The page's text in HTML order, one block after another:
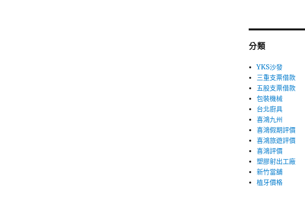
分類
YKS沙發
三重支票借款
五股支票借款
包裝機械
台北廚具
喜鴻九州
喜鴻假期評價
喜鴻旅遊評價
喜鴻評價
塑膠射出工廠
新竹當舖
植牙價格